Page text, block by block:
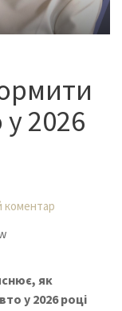
2026
коментар
як
у 2026 році